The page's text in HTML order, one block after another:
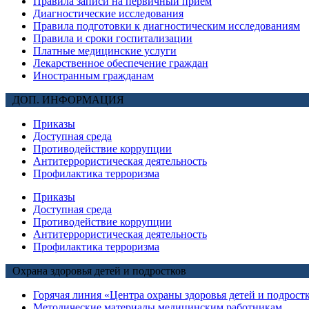
Диагностические исследования
Правила подготовки к диагностическим исследованиям
Правила и сроки госпитализации
Платные медицинские услуги
Лекарственное обеспечение граждан
Иностранным гражданам
ДОП. ИНФОРМАЦИЯ
Приказы
Доступная среда
Противодействие коррупции
Антитеррористическая деятельность
Профилактика терроризма
Приказы
Доступная среда
Противодействие коррупции
Антитеррористическая деятельность
Профилактика терроризма
Охрана здоровья детей и подростков
Горячая линия «Центра охраны здоровья детей и